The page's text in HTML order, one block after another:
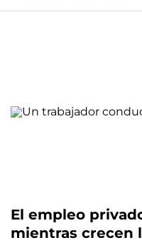
El empleo
mientras crecen